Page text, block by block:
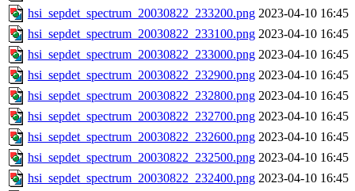
hsi_sepdet_spectrum_20030822_233200.png 2023-04-10 16:45
hsi_sepdet_spectrum_20030822_233100.png 2023-04-10 16:45
hsi_sepdet_spectrum_20030822_233000.png 2023-04-10 16:45
hsi_sepdet_spectrum_20030822_232900.png 2023-04-10 16:45
hsi_sepdet_spectrum_20030822_232800.png 2023-04-10 16:45
hsi_sepdet_spectrum_20030822_232700.png 2023-04-10 16:45
hsi_sepdet_spectrum_20030822_232600.png 2023-04-10 16:45
hsi_sepdet_spectrum_20030822_232500.png 2023-04-10 16:45
hsi_sepdet_spectrum_20030822_232400.png 2023-04-10 16:45